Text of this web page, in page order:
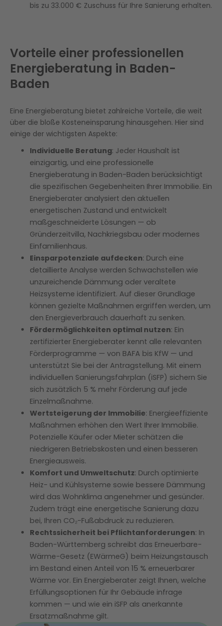
Energieeinsparmaßnahmen für
Jetzt mit Enter energetisch sanieren und
Förderung sichern
Häufig gestellte Fragen
bis zu 33.000 € Zuschuss für Ihre Sanierung erhalten.
Vorteile einer professionellen
Energieberatung in Baden-
Baden
Eine Energieberatung bietet zahlreiche Vorteile, die weit
über die bloße Kosteneinsparung hinausgehen. Hier sind
einige der wichtigsten Aspekte:
Individuelle Beratung: Jeder Haushalt ist
einzigartig, und eine professionelle
Energieberatung in Baden-Baden berücksichtigt
die spezifischen Gegebenheiten Ihrer Immobilie. Ein
Energieberater analysiert den aktuellen
energetischen Zustand und entwickelt
maßgeschneiderte Lösungen — ob
Gründerzeitvilla, Nachkriegsbau oder modernes
Einfamilienhaus.
Einsparpotenziale aufdecken: Durch eine
detaillierte Analyse werden Schwachstellen wie
unzureichende Dämmung oder veraltete
Heizsysteme identifiziert. Auf dieser Grundlage
können gezielte Maßnahmen ergriffen werden, um
den Energieverbrauch dauerhaft zu senken.
Fördermöglichkeiten optimal nutzen: Ein
zertifizierter Energieberater kennt alle relevanten
Förderprogramme — von BAFA bis KfW — und
unterstützt Sie bei der Antragstellung. Mit einem
individuellen Sanierungsfahrplan (iSFP) sichern Sie
sich zusätzlich 5 % mehr Förderung auf jede
Einzelmaßnahme.
Wertsteigerung der Immobilie: Energieeffiziente
Maßnahmen erhöhen den Wert Ihrer Immobilie.
Potenzielle Käufer oder Mieter schätzen die
niedrigeren Betriebskosten und einen besseren
Energieausweis.
Komfort und Umweltschutz: Durch optimierte
Heiz- und Kühlsysteme sowie bessere Dämmung
wird das Wohnklima angenehmer und gesünder.
Zudem trägt eine energetische Sanierung dazu
bei, Ihren CO₂-Fußabdruck zu reduzieren.
Rechtssicherheit bei Pflichtanforderungen: In
Baden-Württemberg schreibt das Erneuerbare-
Wärme-Gesetz (EWärmeG) beim Heizungstausch
im Bestand einen Anteil von 15 % erneuerbarer
Wärme vor. Ein Energieberater zeigt Ihnen, welche
Erfüllungsoptionen für Ihr Gebäude infrage
kommen — und wie ein iSFP als anerkannte
Ersatzmaßnahme gilt.